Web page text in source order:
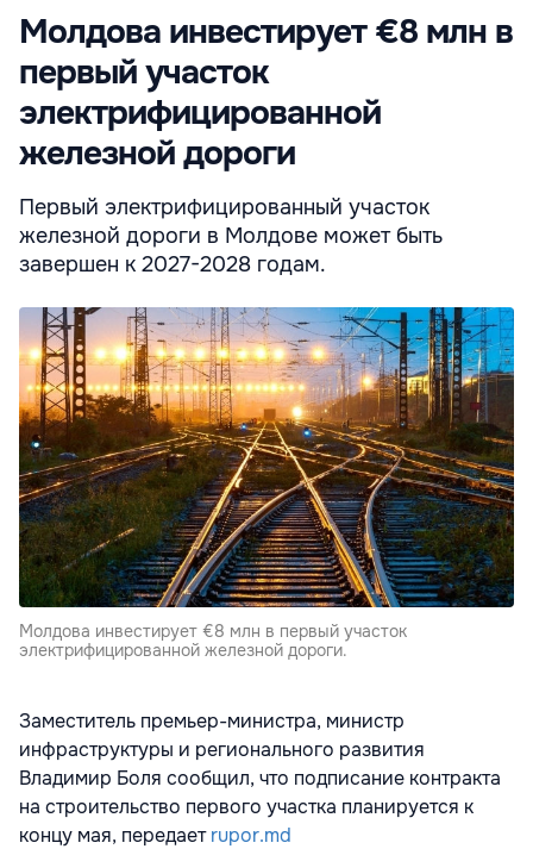
Молдова инвестирует €8 млн в
первый участок
электрифицированной
железной дороги
Первый электрифицированный участок
железной дороги в Молдове может быть
завершен к 2027-2028 годам.
Молдова инвестирует €8 млн в первый участок
электрифицированной железной дороги.
Заместитель премьер-министра, министр
инфраструктуры и регионального развития
Владимир Боля сообщил, что подписание контракта
на строительство первого участка планируется к
концу мая, передаетrupor.md